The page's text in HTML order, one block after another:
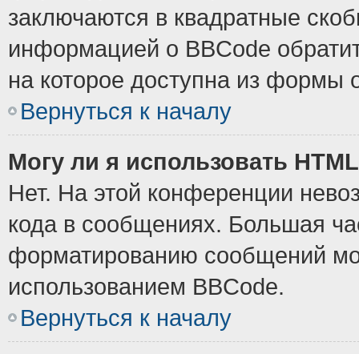
заключаются в квадратные
информацией о BBCode
на которое доступна из формы
Вернуться к началу
Могу ли я использовать
Нет. На этой конференции
кода в сообщениях. Большая
форматированию сообщений
использованием BBCode.
Вернуться к началу